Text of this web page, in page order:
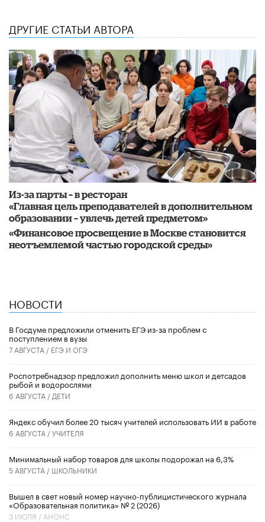
ДРУГИЕ СТАТЬИ АВТОРА
Из-за парты – в ресторан
«Главная цель преподавателей в дополнительном
образовании – увлечь детей предметом»
«Финансовое просвещение в Москве становится
неотъемлемой частью городской среды»
НОВОСТИ
В Госдуме предложили отменить ЕГЭ из-за проблем с
поступлением в вузы
7 АВГУСТА / ЕГЭ И ОГЭ
Роспотребнадзор предложил дополнить меню школ и детсадов
рыбой и водорослями
6 АВГУСТА / ДЕТИ
​Яндекс обучил более 20 тысяч учителей использовать ИИ в работе
6 АВГУСТА /УЧИТЕЛЯ
Минимальный набор товаров для школы подорожал на 6,3%
5 АВГУСТА / ШКОЛЬНИКИ
Вышел в свет новый номер научно-публицистического журнала
«Образовательная политика» № 2 (2026)
3 ИЮЛЯ / АНОНС